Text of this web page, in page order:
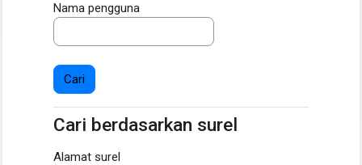
Nama pengguna
Cari berdasarkan surel
Cari berdasarkan surel
Alamat surel